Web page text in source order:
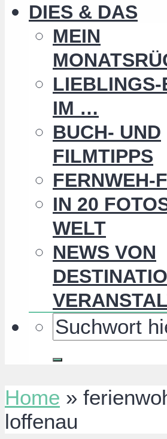
DIES & DAS
MEIN
LIEBLINGS-
IM …
BUCH- UND
FILMTIPPS
FERNWEH-
IN 20
WELT
NEWS VON
Home »
loffenau